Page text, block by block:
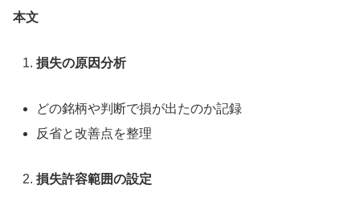
本文
損失の原因分析
どの銘柄や判断で損が出たのか記録
反省と改善点を整理
損失許容範囲の設定